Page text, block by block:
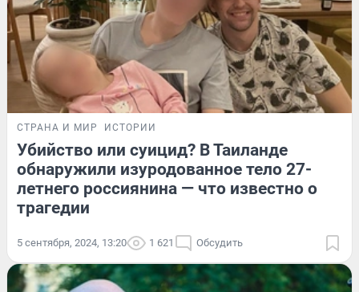
СТРАНА И МИР ИСТОРИИ
Убийство или суицид? В Таиланде
обнаружили изуродованное тело 27-
летнего россиянина — что известно о
трагедии
5 сентября, 2024, 13:20 1 621 Обсудить